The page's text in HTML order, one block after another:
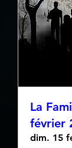
La
février
dim. 15